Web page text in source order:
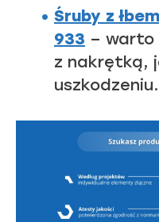
Śruby z
933 – warto
z nakrętką,
uszkodzeniu.